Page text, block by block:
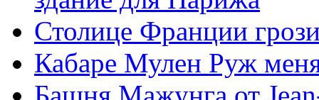
Столице Франции
Кабаре Мулен Руж